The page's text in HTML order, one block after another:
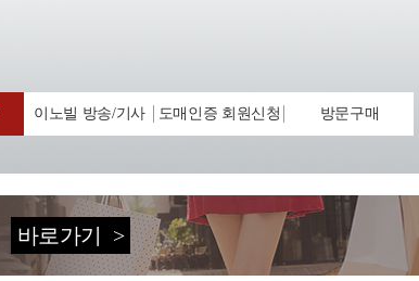
이노빌 방송/기사 도매인증 회원신청 방문구매
바로가기 >